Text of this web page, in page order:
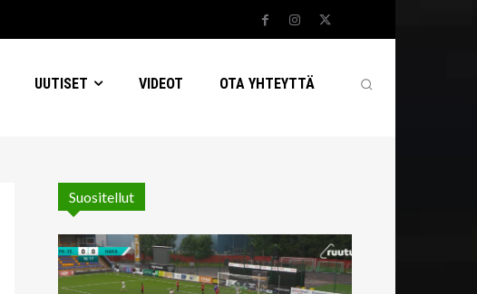
UUTISET VIDEOT OTA YHTEYTTÄ
Suositellut